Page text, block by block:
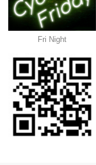
Fri Night